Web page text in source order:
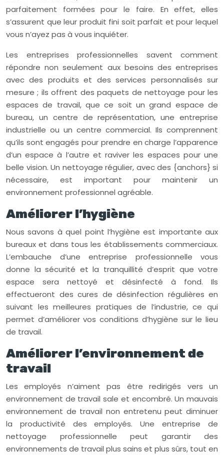
parfaitement formées pour le faire. En effet, elles
s’assurent que leur produit fini soit parfait et pour lequel
vous n’ayez pas à vous inquiéter.
Les entreprises professionnelles savent comment
répondre non seulement aux besoins des entreprises
avec des produits et des services personnalisés sur
mesure ; ils offrent des paquets de nettoyage pour les
espaces de travail, que ce soit un grand espace de
bureau, un centre de représentation, une entreprise
industrielle ou un centre commercial. Ils comprennent
qu’ils sont engagés pour prendre en charge l’apparence
d’un espace à l’autre et raviver les espaces pour une
belle vision. Un nettoyage régulier, avec des {anchors} si
nécessaire, est important pour maintenir un
environnement professionnel agréable.
Améliorer l’hygiène
Nous savons à quel point l’hygiène est importante aux
bureaux et dans tous les établissements commerciaux.
L’embauche d’une entreprise professionnelle vous
donne la sécurité et la tranquillité d’esprit que votre
espace sera nettoyé et désinfecté à fond. Ils
effectueront des cures de désinfection régulières en
suivant les meilleures pratiques de l’industrie, ce qui
permet d’améliorer vos conditions d’hygiène sur le lieu
de travail.
Améliorer l’environnement de
travail
Les employés n’aiment pas être redirigés vers un
environnement de travail sale et encombré. Un mauvais
environnement de travail non entretenu peut diminuer
la productivité des employés. Une entreprise de
nettoyage professionnelle peut garantir des
environnements de travail plus sains et plus sûrs, tout en